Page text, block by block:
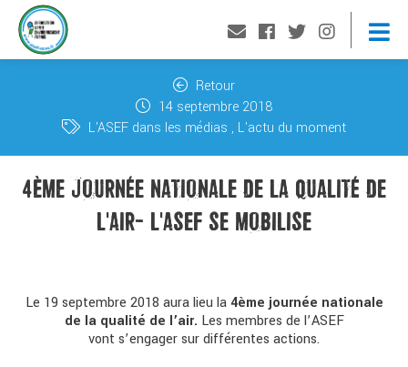
Retour
14 septembre 2018
L'ASEF dans les médias
L'actu du moment
4ÈME JOURNÉE NATIONALE DE LA QUALITÉ DE
L'AIR- L'ASEF SE MOBILISE
Le 19 septembre 2018 aura lieu la4ème journée nationale
de la qualité de l’air. Les membres de l’ASEF
vont s’engager sur différentes actions.